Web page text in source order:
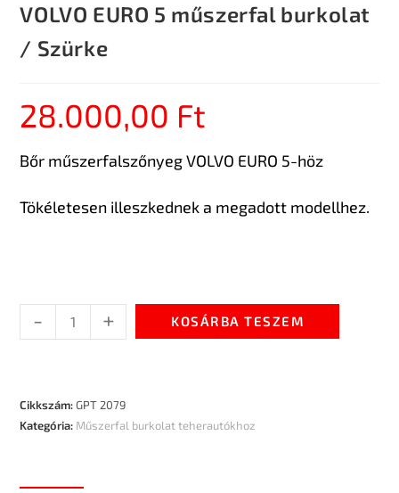
VOLVO EURO 5 műszerfal burkolat
/ Szürke
28.000,00 Ft
Bőr műszerfalszőnyeg VOLVO EURO 5-höz
Tökéletesen illeszkednek a megadott modellhez.
- + KOSÁRBA TESZEM
Cikkszám:GPT 2079
Kategória: Műszerfal burkolat teherautókhoz